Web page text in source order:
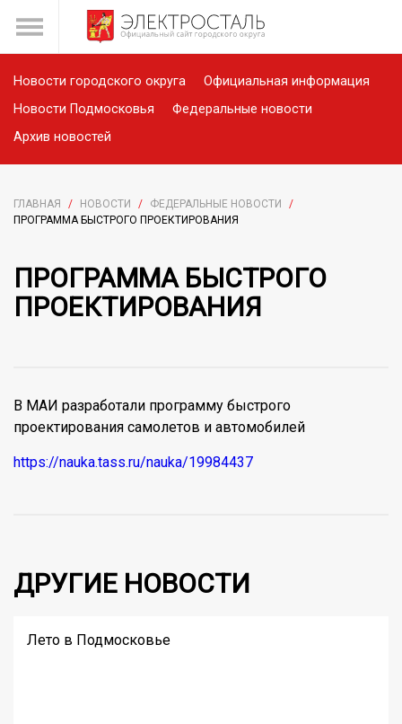
Новости городского округа
Официальная информация
Новости Подмосковья
Федеральные новости
Архив новостей
ГЛАВНАЯ / НОВОСТИ / ФЕДЕРАЛЬНЫЕ НОВОСТИ
/
ПРОГРАММА БЫСТРОГО ПРОЕКТИРОВАНИЯ
ПРОГРАММА БЫСТРОГО
ПРОЕКТИРОВАНИЯ
В МАИ разработали программу быстрого
проектирования самолетов и автомобилей
https://nauka.tass.ru/nauka/19984437
ДРУГИЕ НОВОСТИ
Лето в Подмосковье